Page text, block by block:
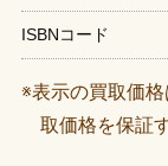
ISBNコード
※表示の買取価
取価格を保証